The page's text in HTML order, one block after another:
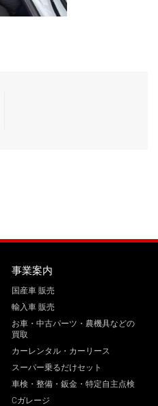
事業案内
国産車 販売
輸入車 販売
お車・中古パーツ・農機具などの
買取
カーレンタル・カーリース
スーパー乗るだけセット
車検・整備・鈑金・特定自主点検
Cガレージ